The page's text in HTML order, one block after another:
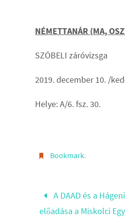
NÉMETTANÁR (MA,
SZÓBELI záróvizsga
2019. december 10. /
Helye: A/6. fsz. 30.
Bookmark.
A DAAD és a
előadása a Miskolci